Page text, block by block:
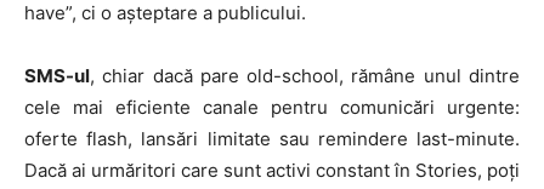
have”, ci o așteptare a publicului.
SMS-ul, chiar dacă pare old-school, rămâne unul dintre
cele mai eficiente canale pentru comunicări urgente:
oferte flash, lansări limitate sau remindere last-minute.
Dacă ai urmăritori care sunt activi constant în Stories, poți